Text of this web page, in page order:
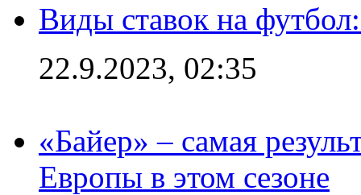
Виды ставок на
22.9.2023, 02:35
«Байер» – самая
Европы в этом сезоне